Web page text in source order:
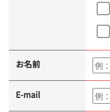
お名前
E-mail